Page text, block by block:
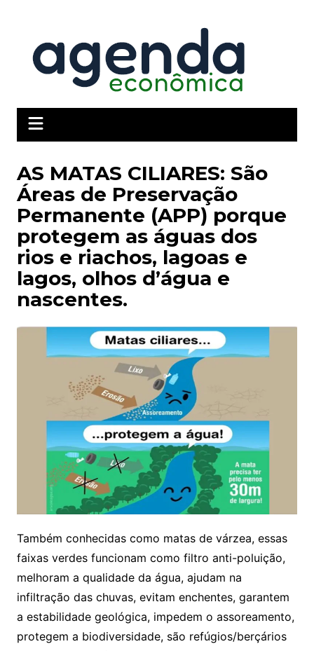
conteúdo
AS MATAS CILIARES: São
Áreas de Preservação
Permanente (APP) porque
protegem as águas dos
rios e riachos, lagoas e
lagos, olhos d’água e
nascentes.
Também conhecidas como matas de várzea, essas
faixas verdes funcionam como filtro anti-poluição,
melhoram a qualidade da água, ajudam na
infiltração das chuvas, evitam enchentes, garantem
a estabilidade geológica, impedem o assoreamento,
protegem a biodiversidade, são refúgios/berçários